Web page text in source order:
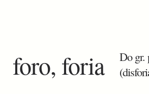
foro, foria
Do gr.